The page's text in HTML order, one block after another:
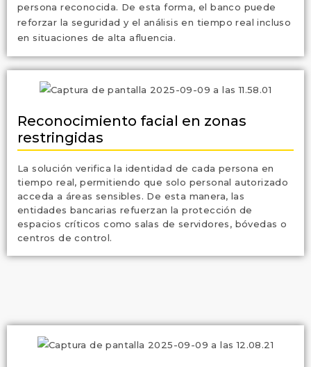
persona reconocida. De esta forma, el banco puede
reforzar la seguridad y el análisis en tiempo real incluso
en situaciones de alta afluencia.
Reconocimiento facial en zonas
restringidas
La solución verifica la identidad de cada persona en
tiempo real, permitiendo que solo personal autorizado
acceda a áreas sensibles. De esta manera, las
entidades bancarias refuerzan la protección de
espacios críticos como salas de servidores, bóvedas o
centros de control.